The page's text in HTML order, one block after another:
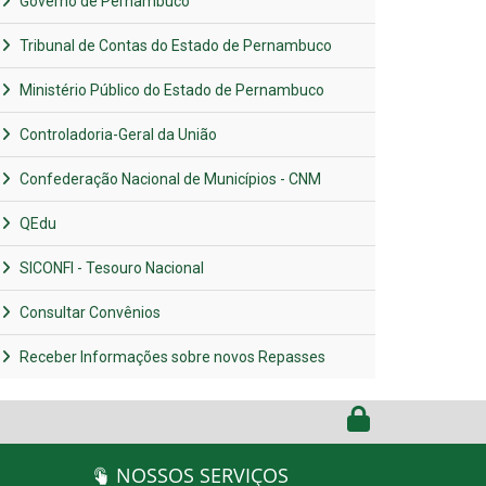
Tribunal de Contas do Estado de Pernambuco
Ministério Público do Estado de Pernambuco
Controladoria-Geral da União
Confederação Nacional de Municípios - CNM
QEdu
SICONFI - Tesouro Nacional
Consultar Convênios
Receber Informações sobre novos Repasses
NOSSOS SERVIÇOS